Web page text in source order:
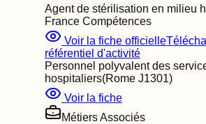
Agent de stérilisation en milieu
France Compétences
Voir la fiche officielle
référentiel d'activité
Personnel polyvalent des
hospitaliers(Rome J1301)
Voir la fiche
Métiers Associés